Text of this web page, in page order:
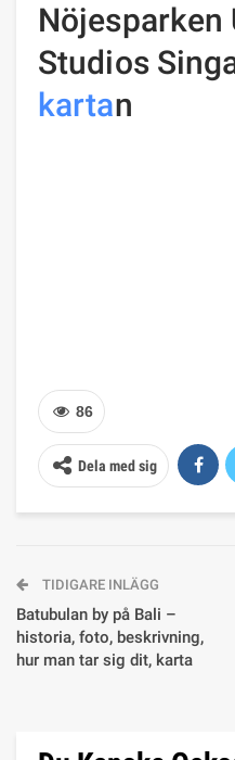
Nöjesparken
Studios
kartan
86
Dela med sig
TIDIGARE INLÄGG
Batubulan by på Bali –
historia, foto, beskrivning,
hur man tar sig dit, karta